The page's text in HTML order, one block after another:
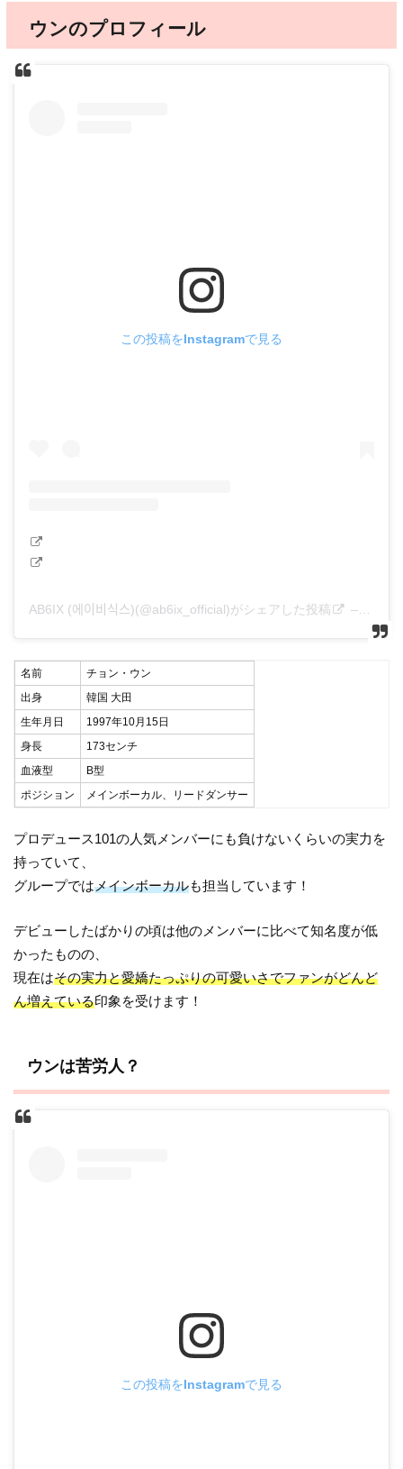
ウンのプロフィール
この投稿をInstagramで見る
AB6IX (에이비식스)(@ab6ix_official)がシェアした投稿 –
名前
チョン・ウン
出身
韓国 大田
生年月日
1997年10月15日
身長
173センチ
血液型
B型
ポジション
メインボーカル、リードダンサー
プロデュース101の人気メンバーにも負けないくらいの実力を
持っていて、
グループではメインボーカルも担当しています！
デビューしたばかりの頃は他のメンバーに比べて知名度が低
かったものの、
現在はその実力と愛嬌たっぷりの可愛いさでファンがどんど
ん増えている印象を受けます！
ウンは苦労人？
この投稿をInstagramで見る